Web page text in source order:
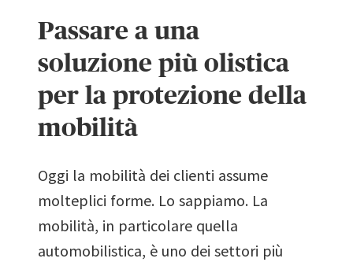
Passare a una
soluzione più olistica
per la protezione della
mobilità
Oggi la mobilità dei clienti assume
molteplici forme. Lo sappiamo. La
mobilità, in particolare quella
automobilistica, è uno dei settori più